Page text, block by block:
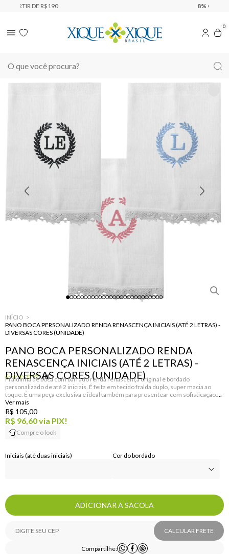
0
INÍCIO
PANO BOCA PERSONALIZADO RENDA RENASCENÇA INICIAIS (ATÉ 2 LETRAS) -
DIVERSAS CORES (UNIDADE)
PANO BOCA PERSONALIZADO RENDA
RENASCENÇA INICIAIS (ATÉ 2 LETRAS) -
DIVERSAS CORES (UNIDADE)
(0)
Fraldinha de boca com barrado renda renascença original e bordado
personalizado de até 2 iniciais. É feita em tecido fralda duplo, super macia ao
toque. É uma peça exclusiva e ideal também para presentear com sofisticação.
R$ 96,60via PIX!
R$ 105,00
Compre o look
Iniciais (até duas iniciais) Cor do bordado
ADICIONAR A SACOLA
CALCULAR FRETE
Compartilhe: